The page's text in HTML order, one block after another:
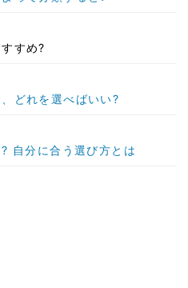
すめ?
どれを選べばいい?
自分に合う選び方とは